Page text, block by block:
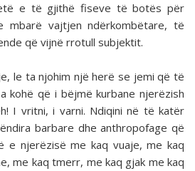
e të gjithë fiseve të botës për
mbarë vajtjen ndërkombëtare, të
që vijnë rrotull subjektit.
le ta njohim një herë se jemi që të
kohë që i bëjmë kurbane njerëzish
I vritni, i varni. Ndiqini në të katër
barbare dhe anthropofage që
e njerëzisë me kaq vuaje, me kaq
me kaq tmerr, me kaq gjak me kaq